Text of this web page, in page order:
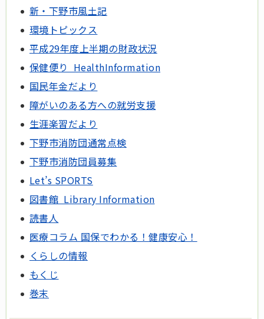
新・下野市風土記
環境トピックス
平成29年度上半期の財政状況
保健便り HealthInformation
国民年金だより
障がいのある方への就労支援
生涯楽習だより
下野市消防団通常点検
下野市消防団員募集
Let’s SPORTS
図書館 Library Information
読書人
医療コラム 国保でわかる！健康安心！
くらしの情報
もくじ
巻末